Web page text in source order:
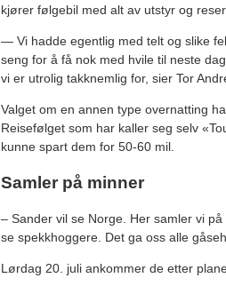
kjører følgebil med alt av utstyr og
— Vi hadde egentlig med telt og slike
seng for å få nok med hvile til neste
vi er utrolig takknemlig for, sier Tor
Valget om en annen type overnatting
Reisefølget som har kaller seg selv
kunne spart dem for 50-60 mil.
Samler på minner
– Sander vil se Norge. Her samler vi
se spekkhoggere. Det ga oss alle
Lørdag 20. juli ankommer de etter